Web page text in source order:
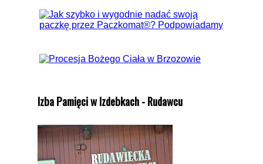
Izba Pamięci w Izdebkach - Rudawcu